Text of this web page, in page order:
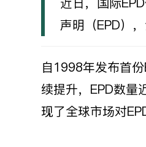
声明（EPD）
自1998年发布首
续提升，EPD数量
现了全球市场对